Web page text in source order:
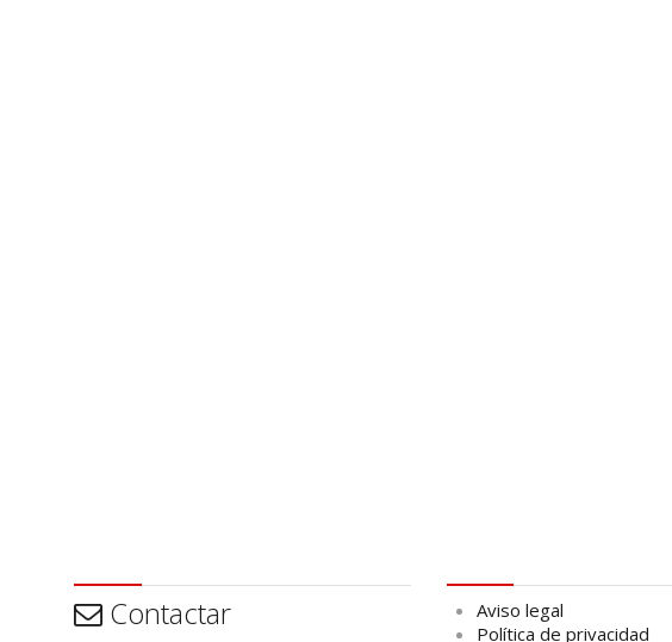
Contactar
Aviso legal
Política de privacidad